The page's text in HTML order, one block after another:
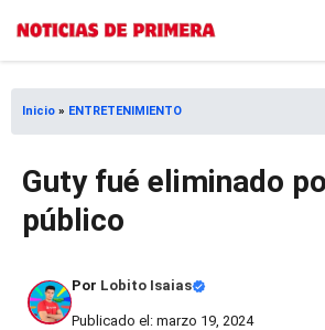
Saltar
contenido
Inicio » ENTRETENIMIENTO
Guty fué eliminado
público
Por Lobito Isaias
Publicado el: marzo 19, 2024